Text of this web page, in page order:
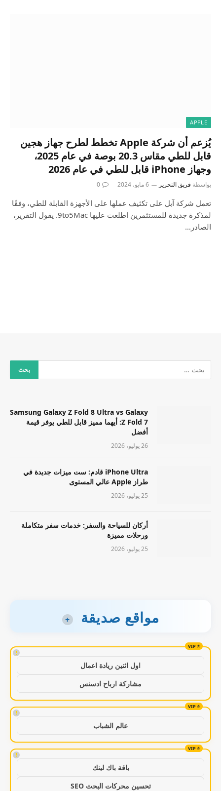
APPLE
يُزعم أن شركة Apple تخطط لطرح جهاز هجين
قابل للطي مقاس 20.3 بوصة في عام 2025،
وجهاز iPhone قابل للطي في عام 2026
بواسطة فريق التحرير 6 مايو، 2024 0
تعمل شركة آبل على تكثيف عملها على الأجهزة القابلة للطي، وفقًا
لمذكرة جديدة للمستثمرين اطلعت عليها 9to5Mac. يقول التقرير،
الصادر…
Samsung Galaxy Z Fold 8 Ultra vs Galaxy
Z Fold 7: أيهما مميز قابل للطي يوفر قيمة
أفضل
26 يوليو، 2026
iPhone Ultra قادم: ست ميزات جديدة في
طراز Apple عالي المستوى
25 يوليو، 2026
أركان للسياحة والسفر: خدمات سفر متكاملة
ورحلات مميزة
25 يوليو، 2026
مواقع صديقة +
!
اول اثنين ريادة اعمال
مشاركة ارباح ادسنس
!
عالم الشباب
!
باقة باك لينك
تحسين محركات البحث SEO